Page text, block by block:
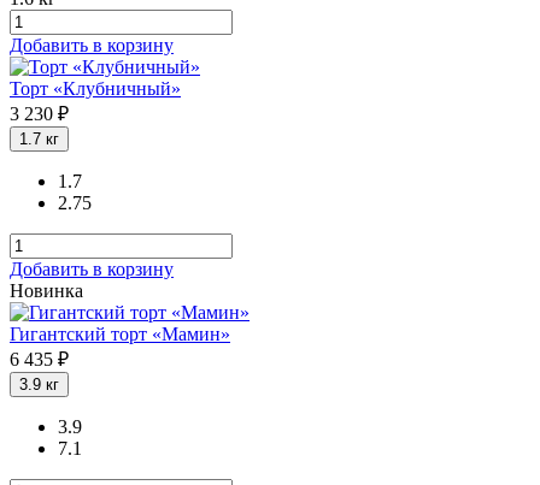
Добавить в корзину
Торт «Клубничный»
3 230 ₽
1.7 кг
1.7
2.75
Добавить в корзину
Новинка
Гигантский торт «Мамин»
6 435 ₽
3.9 кг
3.9
7.1